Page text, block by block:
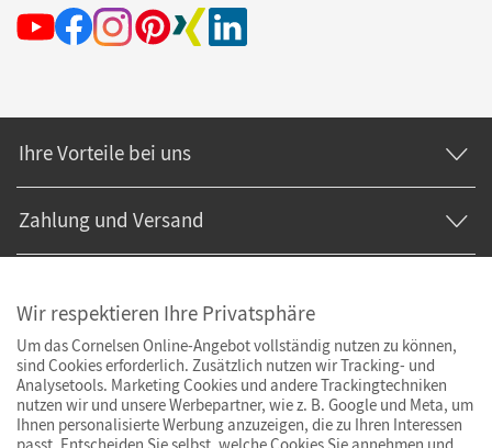
Ihre Vorteile bei uns
Zahlung und Versand
Wir respektieren Ihre Privatsphäre
Um das Cornelsen Online-Angebot vollständig nutzen zu können,
sind Cookies erforderlich. Zusätzlich nutzen wir Tracking- und
Analysetools. Marketing Cookies und andere Trackingtechniken
nutzen wir und unsere Werbepartner, wie z. B. Google und Meta, um
Ihnen personalisierte Werbung anzuzeigen, die zu Ihren Interessen